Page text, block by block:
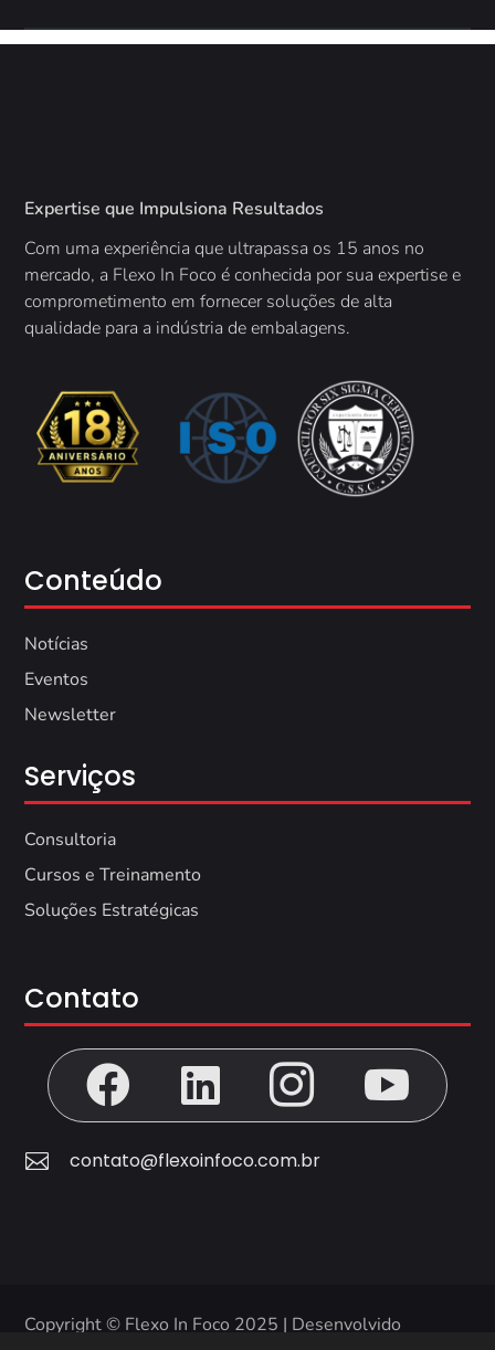
Expertise que Impulsiona Resultados
Com uma experiência que ultrapassa os 15 anos no
mercado, a Flexo In Foco é conhecida por sua expertise e
comprometimento em fornecer soluções de alta
qualidade para a indústria de embalagens.
Conteúdo
Notícias
Eventos
Newsletter
Serviços
Consultoria
Cursos e Treinamento
Soluções Estratégicas
Contato
   
 contato@flexoinfoco.com.br
Copyright © Flexo In Foco 2025 | Desenvolvido